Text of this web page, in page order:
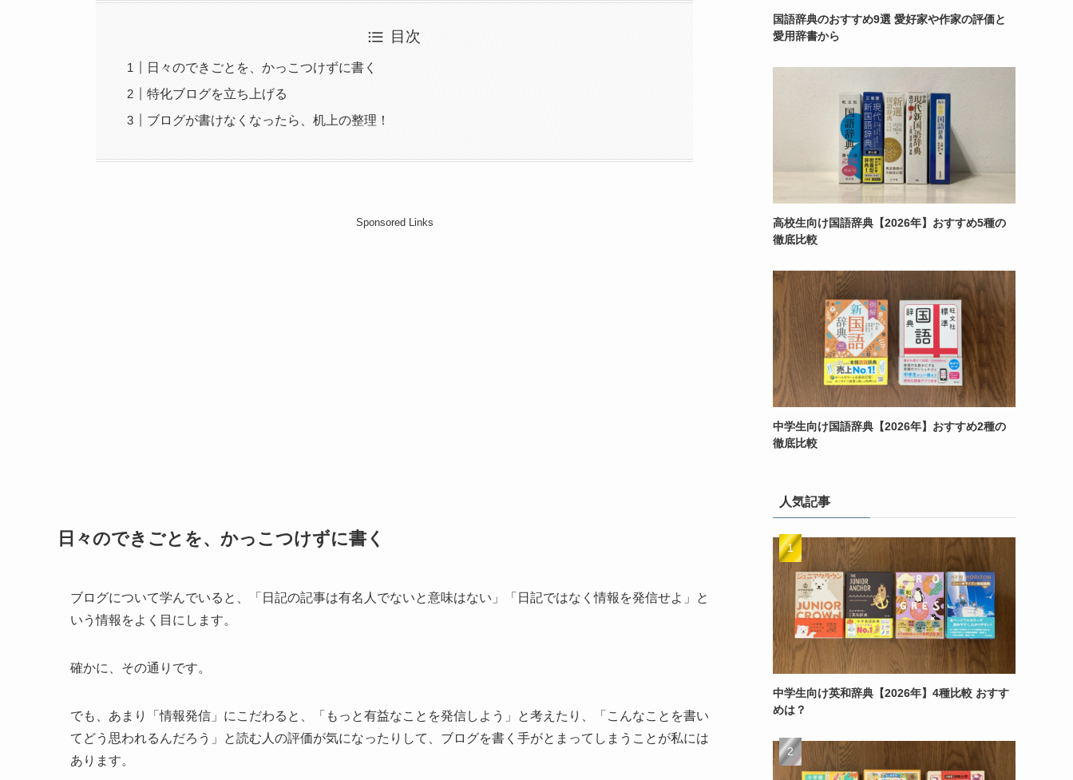
目次
日々のできごとを、かっこつけずに書く
特化ブログを立ち上げる
ブログが書けなくなったら、机上の整理！
Sponsored Links
日々のできごとを、かっこつけずに書く
ブログについて学んでいると、「日記の記事は有名人でないと意味はない」「日記ではなく情報を発信せよ」と
いう情報をよく目にします。
確かに、その通りです。
でも、あまり「情報発信」にこだわると、「もっと有益なことを発信しよう」と考えたり、「こんなことを書い
てどう思われるんだろう」と読む人の評価が気になったりして、ブログを書く手がとまってしまうことが私には
あります。
国語辞典のおすすめ9選 愛好家や作家の評価と
愛用辞書から
高校生向け国語辞典【2026年】おすすめ5種の
徹底比較
中学生向け国語辞典【2026年】おすすめ2種の
徹底比較
人気記事
中学生向け英和辞典【2026年】4種比較 おすす
めは？